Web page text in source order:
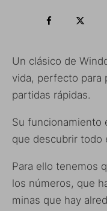
Un clásico de
vida, perfecto para
partidas rápidas.
Su funcionamiento
que descubrir todo
Para ello tenemos
los números, que
minas que hay